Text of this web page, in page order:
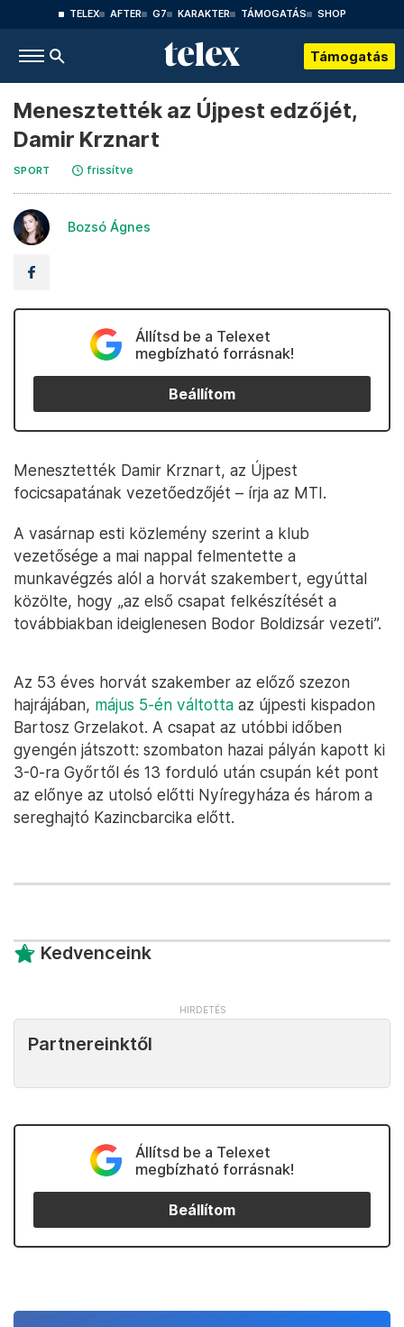
TELEX AFTER G7 KARAKTER TÁMOGATÁS SHOP
Támogatás
Menesztették az Újpest edzőjét,
Damir Krznart
SPORT frissítve
Bozsó Ágnes
Állítsd be a Telexet
megbízható forrásnak!
Beállítom
Menesztették Damir Krznart, az Újpest
focicsapatának vezetőedzőjét – írja az MTI.
A vasárnap esti közlemény szerint a klub
vezetősége a mai nappal felmentette a
munkavégzés alól a horvát szakembert, egyúttal
közölte, hogy „az első csapat felkészítését a
továbbiakban ideiglenesen Bodor Boldizsár vezeti”.
Az 53 éves horvát szakember az előző szezon
hajrájában, május 5-én váltotta az újpesti kispadon
Bartosz Grzelakot. A csapat az utóbbi időben
gyengén játszott: szombaton hazai pályán kapott ki
3-0-ra Győrtől és 13 forduló után csupán két pont
az előnye az utolsó előtti Nyíregyháza és három a
sereghajtó Kazincbarcika előtt.
Kedvenceink
Partnereinktől
Állítsd be a Telexet
megbízható forrásnak!
Beállítom